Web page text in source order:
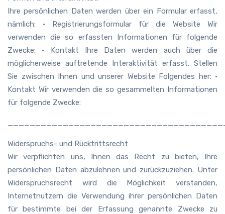
Ihre persönlichen Daten werden über ein Formular erfasst,
nämlich: • Registrierungsformular für die Website Wir
verwenden die so erfassten Informationen für folgende
Zwecke: • Kontakt Ihre Daten werden auch über die
möglicherweise auftretende Interaktivität erfasst. Stellen
Sie zwischen Ihnen und unserer Website Folgendes her: •
Kontakt Wir verwenden die so gesammelten Informationen
für folgende Zwecke:
Widerspruchs- und Rücktrittsrecht
Wir verpflichten uns, Ihnen das Recht zu bieten, Ihre
persönlichen Daten abzulehnen und zurückzuziehen. Unter
Widerspruchsrecht wird die Möglichkeit verstanden,
Internetnutzern die Verwendung ihrer persönlichen Daten
für bestimmte bei der Erfassung genannte Zwecke zu